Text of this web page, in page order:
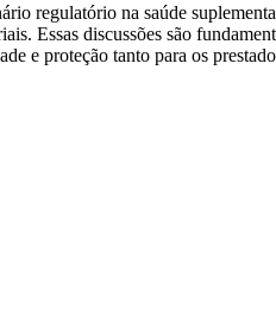
regulatório na saúde
Essas discussões são
e proteção tanto para os